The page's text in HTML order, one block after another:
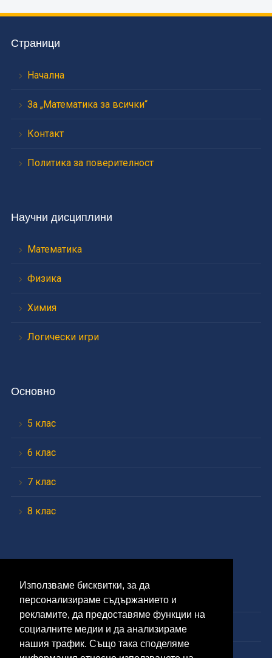
Използваме бисквитки, за да
персонализираме съдържанието и
рекламите, да предоставяме функции на
социалните медии и да анализираме
нашия трафик. Също така споделяме
Страници
Начална
За „Математика за всички“
Контакт
Политика за поверителност
Научни дисциплини
Математика
Физика
Химия
Логически игри
Основно
5 клас
6 клас
7 клас
8 клас
9 клас
10 клас